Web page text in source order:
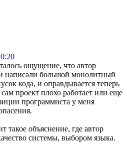
ощущение, что автор
написали большой монолитный
кода, и оправдывается теперь
сам проект плохо работает или еще
программиста у меня
такое объяснение, где автор
системы, выбором языка.